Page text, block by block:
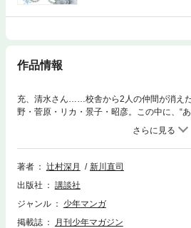
作品情報
充、清水さん……校舎から2人の仲間が消え
野・菅原・リカ・景子・昭彦。この中に、“
か？ 戸惑いもがく彼らを、更なる悲劇が
著者 辻村深月
新川直司
出版社
講談社
ジャンル
少年マンガ
掲載誌
月刊少年マガジン